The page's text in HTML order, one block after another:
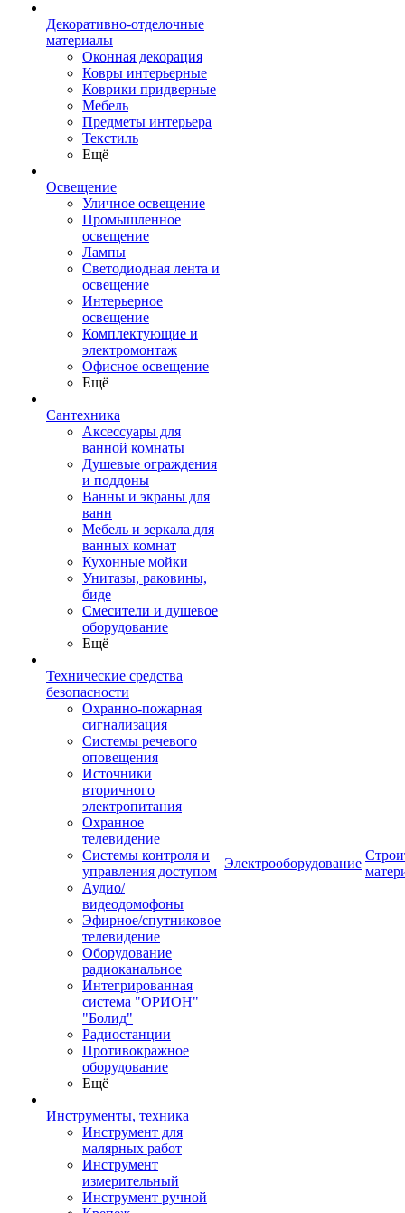
Декоративно-отделочные
материалы
Оконная декорация
Ковры интерьерные
Коврики придверные
Мебель
Предметы интерьера
Текстиль
Ещё
Освещение
Уличное освещение
Промышленное
освещение
Лампы
Светодиодная лента и
освещение
Интерьерное
освещение
Комплектующие и
электромонтаж
Офисное освещение
Ещё
Сантехника
Аксессуары для
ванной комнаты
Душевые ограждения
и поддоны
Ванны и экраны для
ванн
Мебель и зеркала для
ванных комнат
Кухонные мойки
Унитазы, раковины,
биде
Смесители и душевое
оборудование
Ещё
Технические средства
безопасности
Охранно-пожарная
сигнализация
Системы речевого
оповещения
Источники
вторичного
электропитания
Охранное
телевидение
Системы контроля и
управления доступом
Аудио/
видеодомофоны
Эфирное/спутниковое
телевидение
Оборудование
радиоканальное
Интегрированная
система "ОРИОН"
"Болид"
Радиостанции
Противокражное
оборудование
Ещё
Инструменты, техника
Инструмент для
малярных работ
Инструмент
измерительный
Инструмент ручной
Электрооборудование